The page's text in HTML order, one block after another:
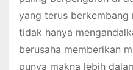
yang terus berkembang
tidak hanya
berusaha memberikan
punya makna lebih